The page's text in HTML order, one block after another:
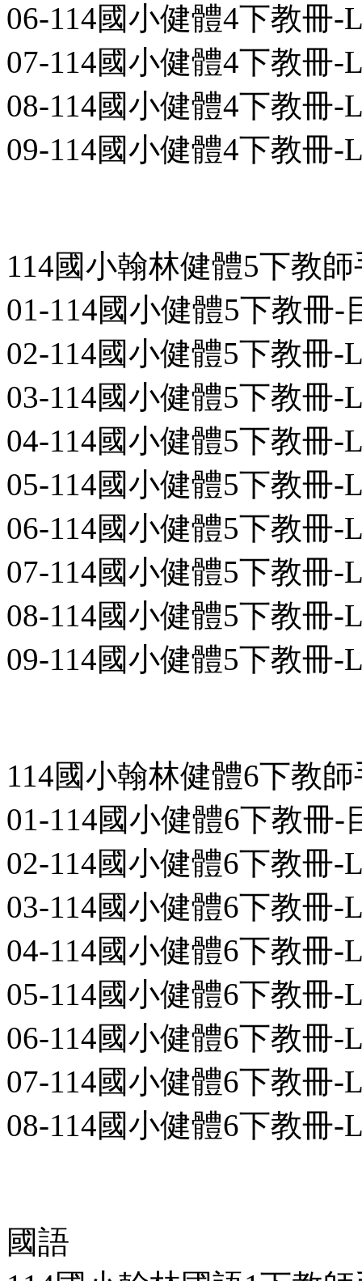
06-114國小健體4下教冊-
07-114國小健體4下教冊-
08-114國小健體4下教冊-
09-114國小健體4下教冊-
114國小翰林健體5下教
01-114國小健體5下教冊-
02-114國小健體5下教冊-
03-114國小健體5下教冊-
04-114國小健體5下教冊-
05-114國小健體5下教冊-
06-114國小健體5下教冊-
07-114國小健體5下教冊-
08-114國小健體5下教冊-
09-114國小健體5下教冊-
114國小翰林健體6下教
01-114國小健體6下教冊-
02-114國小健體6下教冊-
03-114國小健體6下教冊-
04-114國小健體6下教冊-
05-114國小健體6下教冊-
06-114國小健體6下教冊-
07-114國小健體6下教冊-
08-114國小健體6下教冊-
國語